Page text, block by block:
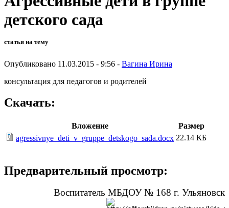
детского сада
статья на тему
Опубликовано 11.03.2015 - 9:56 - Вагина Ирина
консультация для педагогов и родителей
Скачать:
Вложение
Размер
agressivnye_deti_v_gruppe_detskogo_sada.docx 22.14 КБ
Предварительный просмотр:
Воспитатель МБДОУ № 168 г. Ульяновск